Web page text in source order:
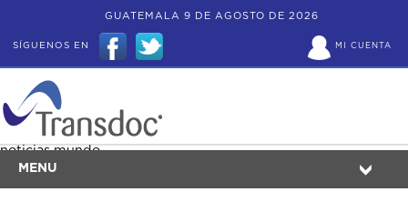
GUATEMALA 9 DE AGOSTO DE 2026
MI CUENTA
SÍGUENOS EN
MENU
noticias mundo